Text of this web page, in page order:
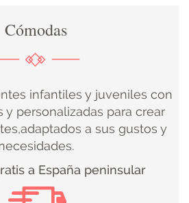
Cómodas
infantiles y juveniles con
y personalizadas para crear
a sus gustos y
a España peninsular